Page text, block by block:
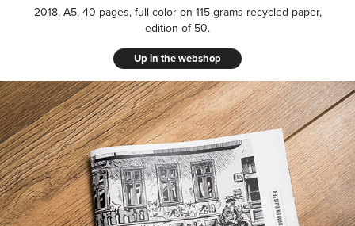
2018, A5, 40 pages, full color on 115 grams recycled paper,
edition of 50.
Up in the webshop